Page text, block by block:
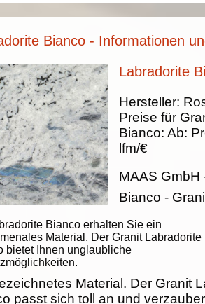
Bianco - Informationen
Labradorite
Bianco erhalten Sie ein
Material. Der Granit Labradorite
bietet Ihnen unglaubliche
Hersteller:
Preise für
Bianco: Ab:
lfm/€
MAAS GmbH
Bianco -
Material. Der Granit
passt sich toll an und